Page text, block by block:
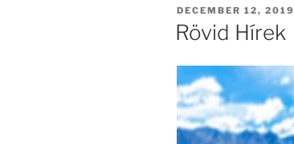
POSTED
ON
DECEMBER 12, 2019
Rövid Hírek